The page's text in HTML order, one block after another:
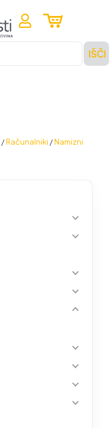
IŠČI
/Računalniki /Namizni